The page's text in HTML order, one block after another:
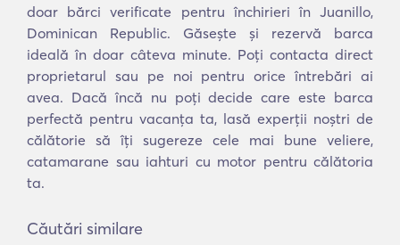
doar bărci verificate pentru închirieri în Juanillo,
Dominican Republic. Găsește și rezervă barca
ideală în doar câteva minute. Poți contacta direct
proprietarul sau pe noi pentru orice întrebări ai
avea. Dacă încă nu poți decide care este barca
perfectă pentru vacanța ta, lasă experții noștri de
călătorie să îți sugereze cele mai bune veliere,
catamarane sau iahturi cu motor pentru călătoria
ta.
Căutări similare